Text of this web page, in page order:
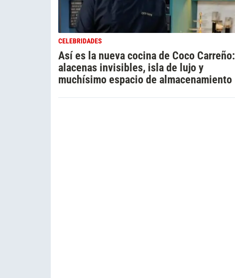
CELEBRIDADES
Así es la nueva cocina de Coco Carreño:
alacenas invisibles, isla de lujo y
muchísimo espacio de almacenamiento